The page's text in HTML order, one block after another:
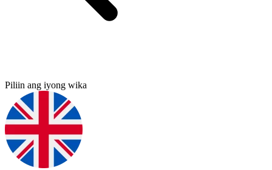
Piliin ang iyong wika